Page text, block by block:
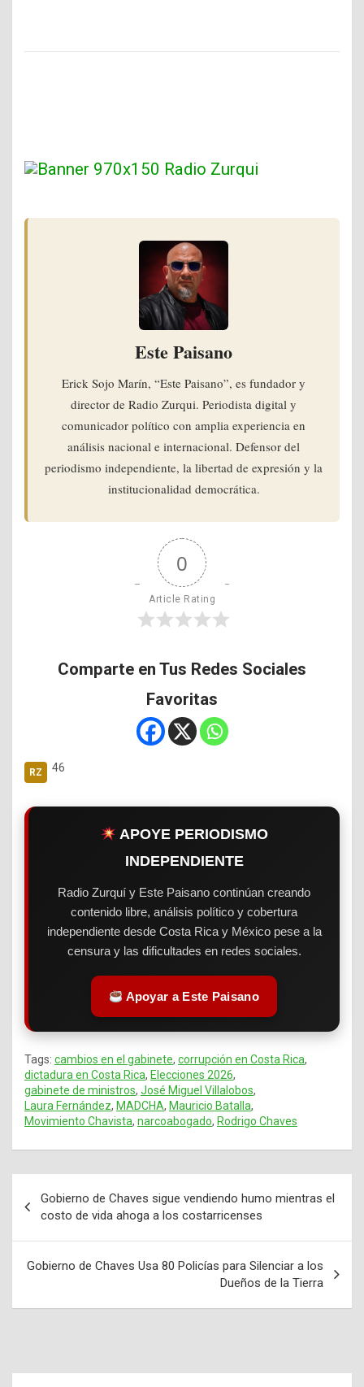
Este Paisano
Erick Sojo Marín, “Este Paisano”, es fundador y
director de Radio Zurqui. Periodista digital y
comunicador político con amplia experiencia en
análisis nacional e internacional. Defensor del
periodismo independiente, la libertad de expresión y la
institucionalidad democrática.
0
Article Rating
Comparte en Tus Redes Sociales
Favoritas
46
APOYE PERIODISMO
INDEPENDIENTE
Radio Zurquí y Este Paisano continúan creando
contenido libre, análisis político y cobertura
independiente desde Costa Rica y México pese a la
censura y las dificultades en redes sociales.
Apoyar a Este Paisano
Tags: cambios en el gabinete, corrupción en Costa Rica,
dictadura en Costa Rica, Elecciones 2026,
gabinete de ministros, José Miguel Villalobos,
Laura Fernández, MADCHA, Mauricio Batalla,
Movimiento Chavista, narcoabogado, Rodrigo Chaves
Navegación
de
entradas
Gobierno de Chaves sigue vendiendo humo mientras el
costo de vida ahoga a los costarricenses
Gobierno de Chaves Usa 80 Policías para Silenciar a los
Dueños de la Tierra